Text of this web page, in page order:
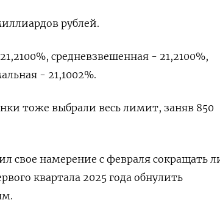
рублей.
средневзвешенная - 21,2100%,
- 21,1002%.
тоже выбрали весь лимит, заняв 850
свое намерение с февраля сокращать
квартала 2025 года обнулить